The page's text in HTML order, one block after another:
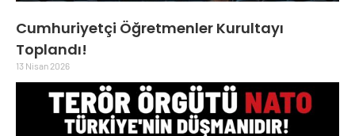
Cumhuriyetçi Öğretmenler Kurultayı
Toplandı!
13 Nisan 2026